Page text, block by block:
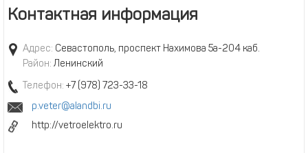
Контактная информация
Адрес: Севастополь, проспект Нахимова 5а-204 каб.
Район: Ленинский
Телефон: +7 (978) 723-33-18
p.veter@alandbi.ru
http://vetroelektro.ru